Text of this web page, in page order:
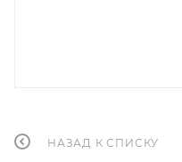
НАЗАД К СПИСКУ